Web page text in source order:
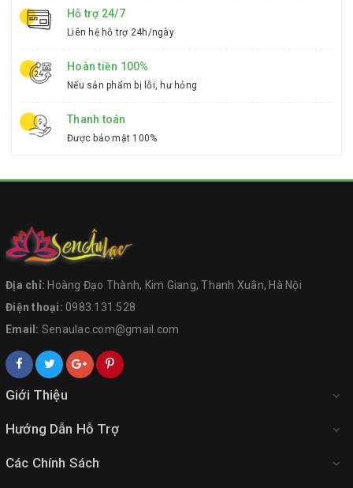
Hỗ trợ 24/7
Liên hệ hỗ trợ 24h/ngày
Hoàn tiền 100%
Nếu sản phẩm bị lỗi, hư hỏng
Thanh toán
Được bảo mật 100%
Địa chỉ: Hoàng Đạo Thành, Kim Giang, Thanh Xuân, Hà Nội
Điện thoại: 0983.131.528
Email: Senaulac.com@gmail.com
Giới Thiệu
Hướng Dẫn Hỗ Trợ
Các Chính Sách